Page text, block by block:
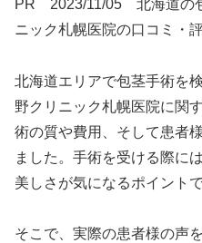
PR 2023/11/05 北海道の
ニック札幌医院の口コミ・
北海道エリアで包茎手術を
野クリニック札幌医院に関
術の質や費用、そして患者
ました。手術を受ける際に
美しさが気になるポイントで
そこで、実際の患者様の声